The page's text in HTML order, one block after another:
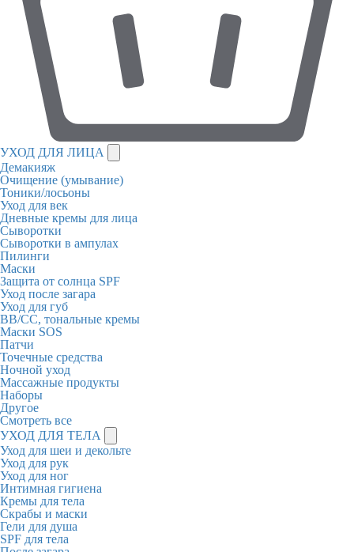
УХОД ДЛЯ ЛИЦА
Демакияж
Очищение (умывание)
Тоники/лосьоны
Уход для век
Дневные кремы для лица
Сыворотки
Сыворотки в ампулах
Пилинги
Маски
Защита от солнца SPF
Уход после загара
Уход для губ
BB/CC, тональные кремы
Маски SOS
Патчи
Точечные средства
Ночной уход
Массажные продукты
Наборы
Другое
Смотреть все
УХОД ДЛЯ ТЕЛА
Уход для шеи и декольте
Уход для рук
Уход для ног
Интимная гигиена
Кремы для тела
Скрабы и маски
Гели для душа
SPF для тела